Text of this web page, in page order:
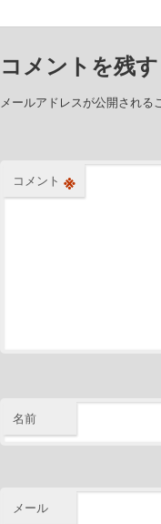
コメントを残す
メールアドレスが公開される
コメント ※
名前
メール